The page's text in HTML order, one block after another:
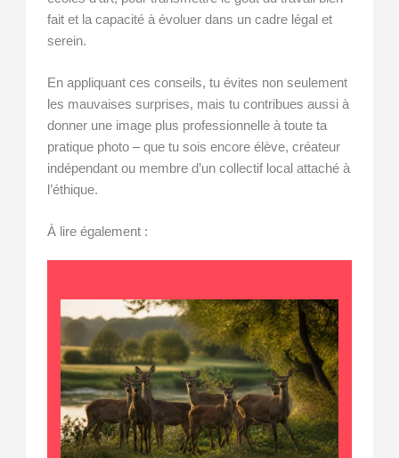
fait et la capacité à évoluer dans un cadre légal et
serein.
En appliquant ces conseils, tu évites non seulement
les mauvaises surprises, mais tu contribues aussi à
donner une image plus professionnelle à toute ta
pratique photo – que tu sois encore élève, créateur
indépendant ou membre d’un collectif local attaché à
l’éthique.
À lire également :